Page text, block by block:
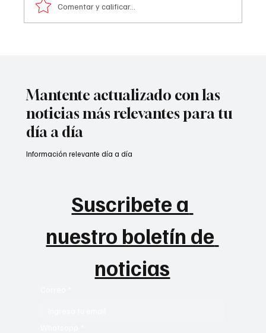
en Valledupar 2026
Comentar y calificar...
Mantente actualizado con las
noticias más relevantes para tu
día a día
Suscribete a
nuestro boletín de
noticias
Información relevante día a día